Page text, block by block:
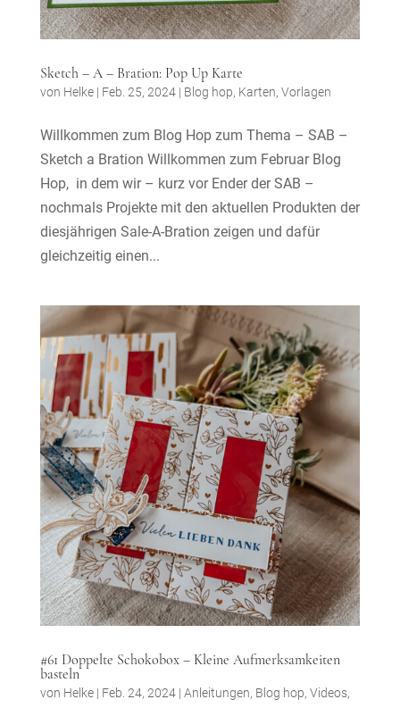
Sketch – A – Bration: Pop Up Karte
von Helke| Feb. 25, 2024| Blog hop, Karten, Vorlagen
Willkommen zum Blog Hop zum Thema – SAB –
Sketch a Bration Willkommen zum Februar Blog
Hop, in dem wir – kurz vor Ender der SAB –
nochmals Projekte mit den aktuellen Produkten der
diesjährigen Sale-A-Bration zeigen und dafür
gleichzeitig einen...
#61 Doppelte Schokobox – Kleine Aufmerksamkeiten
basteln
von Helke| Feb. 24, 2024| Anleitungen, Blog hop, Videos,